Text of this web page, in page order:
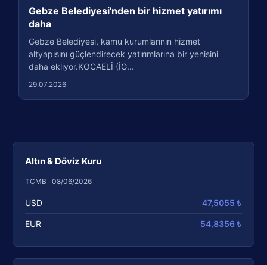
Altın & Döviz Kuru
TCMB · 08/06/2026
USD 47,5055 ₺
EUR 54,8356 ₺
Gebze Belediyesi'nden bir hizmet yatırımı
daha
Gebze Belediyesi, kamu kurumlarının hizmet
altyapısını güçlendirecek yatırımlarına bir yenisini
daha ekliyor.KOCAELİ (İG...
29.07.2026